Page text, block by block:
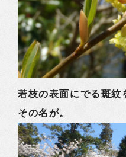
若枝の表面にでる斑紋
その名が。